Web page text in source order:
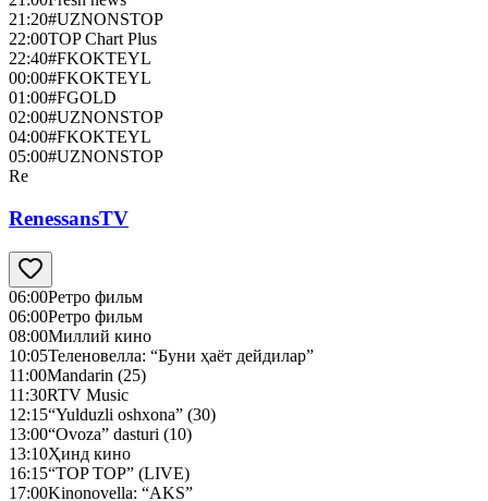
21:20#UZNONSTOP
22:00TOP Chart Plus
22:40#FKOKTEYL
00:00#FKOKTEYL
01:00#FGOLD
02:00#UZNONSTOP
04:00#FKOKTEYL
05:00#UZNONSTOP
Re
RenessansTV
06:00Ретро фильм
06:00Ретро фильм
08:00Миллий кино
10:05Теленовелла: “Буни ҳаёт дейдилар”
11:00Mandarin (25)
11:30RTV Music
12:15“Yulduzli oshxona” (30)
13:00“Ovoza” dasturi (10)
13:10Ҳинд кино
16:15“TOP TOP” (LIVE)
17:00Kinonovella: “AKS”